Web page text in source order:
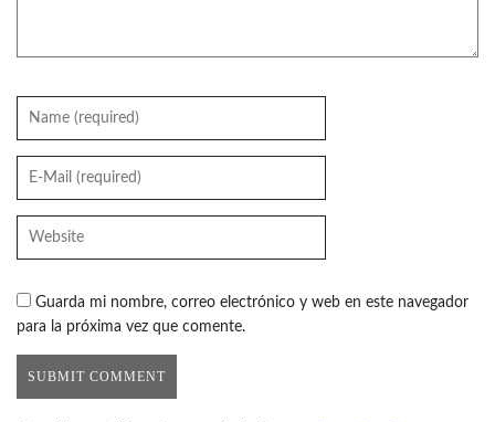
Guarda mi nombre, correo electrónico y web en este navegador
para la próxima vez que comente.